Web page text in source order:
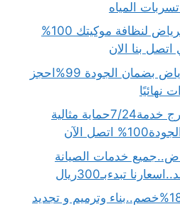
شركة تنظيف موكيت بالرياض لنظافة موكيتك 100%
شركة رش حشرات بالرياض بضمان الجودة 99%احجز
نهائيًا
شركة عزل خزانات بالخرج خدمة7/24حماية مثالية
الآن
خدمات الصيانة
تبدءبـ300ريال
مقاول ملاحق الرياض بـ18%خصم..بناء وترميم و تجديد